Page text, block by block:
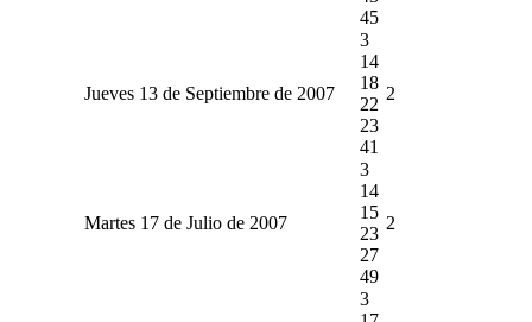
45
Jueves 13 de Septiembre de 2007
3
14
18
22
23
41
2
Martes 17 de Julio de 2007
3
14
15
23
27
49
2
3